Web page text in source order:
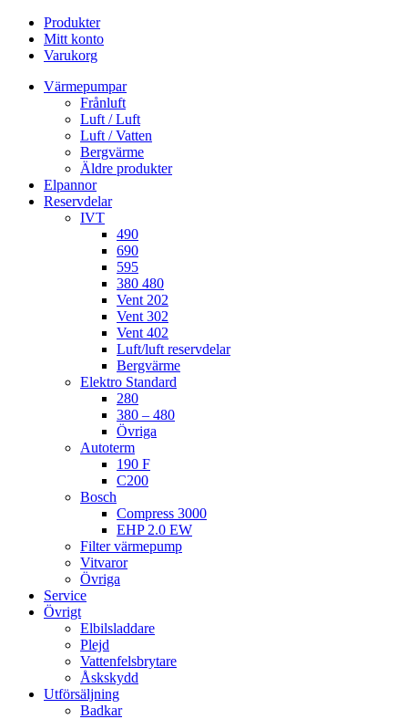
Produkter
Mitt konto
Varukorg
Värmepumpar
Frånluft
Luft / Luft
Luft / Vatten
Bergvärme
Äldre produkter
Elpannor
Reservdelar
IVT
490
690
595
380 480
Vent 202
Vent 302
Vent 402
Luft/luft reservdelar
Bergvärme
Elektro Standard
280
380 – 480
Övriga
Autoterm
190 F
C200
Bosch
Compress 3000
EHP 2.0 EW
Filter värmepump
Vitvaror
Övriga
Service
Övrigt
Elbilsladdare
Plejd
Vattenfelsbrytare
Åskskydd
Utförsäljning
Badkar